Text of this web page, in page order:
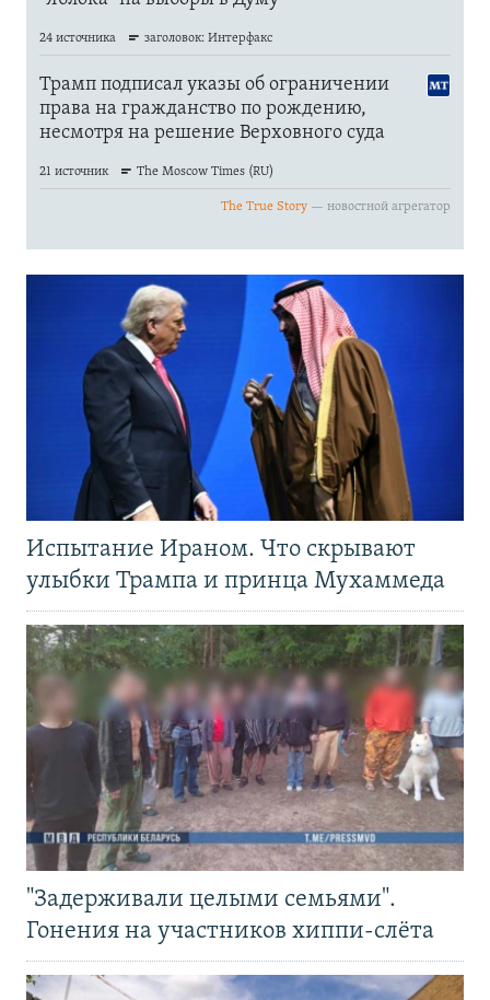
Испытание Ираном. Что скрывают
улыбки Трампа и принца Мухаммеда
"Задерживали целыми семьями".
Гонения на участников хиппи-слёта